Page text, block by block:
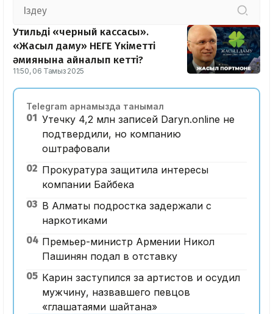
Утильдің «черный кассасы».
«Жасыл даму» НЕГЕ Үкіметтің
әмиянына айналып кетті?
11:50, 06 Тамыз 2025
Telegram арнамызда танымал
01 Утечку 4,2 млн записей Daryn.online не
подтвердили, но компанию
оштрафовали
02 Прокуратура защитила интересы
компании Байбека
03 В Алматы подростка задержали с
наркотиками
04 Премьер-министр Армении Никол
Пашинян подал в отставку
05 Карин заступился за артистов и осудил
мужчину, назвавшего певцов
«глашатаями шайтана»